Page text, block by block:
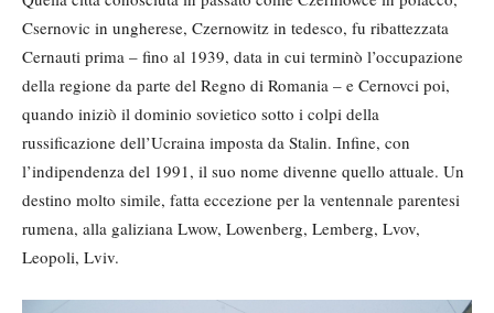
Csernovic in ungherese, Czernowitz in tedesco, fu ribattezzata
Cernauti prima – fino al 1939, data in cui terminò l’occupazione
della regione da parte del Regno di Romania – e Cernovci poi,
quando iniziò il dominio sovietico sotto i colpi della
russificazione dell’Ucraina imposta da Stalin. Infine, con
l’indipendenza del 1991, il suo nome divenne quello attuale. Un
destino molto simile, fatta eccezione per la ventennale parentesi
rumena, alla galiziana Lwow, Lowenberg, Lemberg, Lvov,
Leopoli, Lviv.